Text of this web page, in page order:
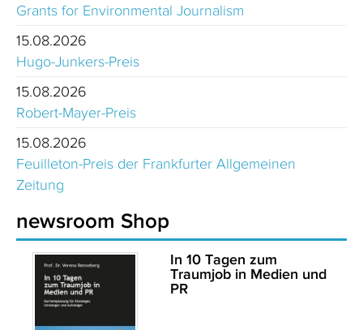
Grants for Environmental Journalism
15.08.2026
Hugo-Junkers-Preis
15.08.2026
Robert-Mayer-Preis
15.08.2026
Feuilleton-Preis der Frankfurter Allgemeinen
Zeitung
newsroom Shop
In 10 Tagen zum
Traumjob in Medien und
PR